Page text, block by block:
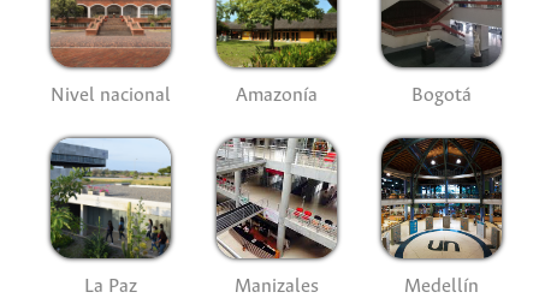
Nivel nacional Amazonía Bogotá
La Paz Manizales Medellín